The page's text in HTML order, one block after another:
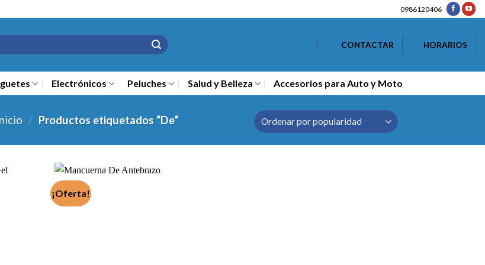
0986120406
CONTACTAR HORARIOS
Electrónicos Peluches Salud y Belleza Accesorios para Auto y Moto
/ Productos etiquetados “De”
¡Oferta!